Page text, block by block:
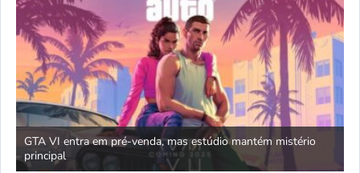
GTA VI entra em pré-venda, mas estúdio mantém mistério
principal